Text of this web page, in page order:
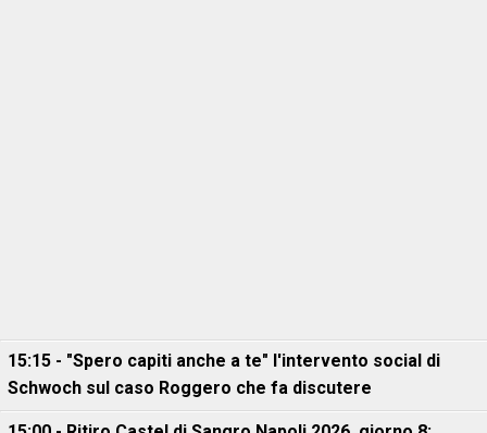
15:15 - "Spero capiti anche a te" l'intervento social di
Schwoch sul caso Roggero che fa discutere